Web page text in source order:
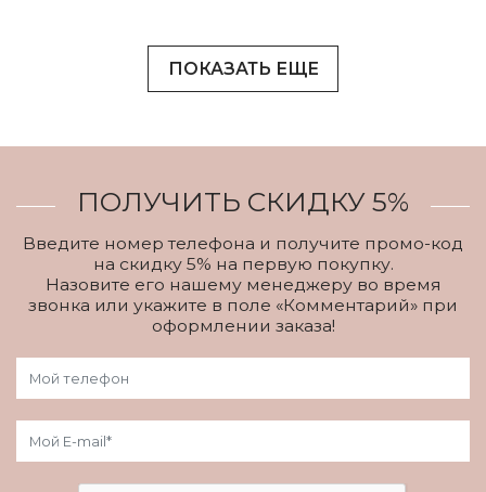
ПОКАЗАТЬ ЕЩЕ
ПОЛУЧИТЬ СКИДКУ 5%
Введите номер телефона и получите промо-код
на скидку 5% на первую покупку.
Назовите его нашему менеджеру во время
звонка или укажите в поле «Комментарий» при
оформлении заказа!